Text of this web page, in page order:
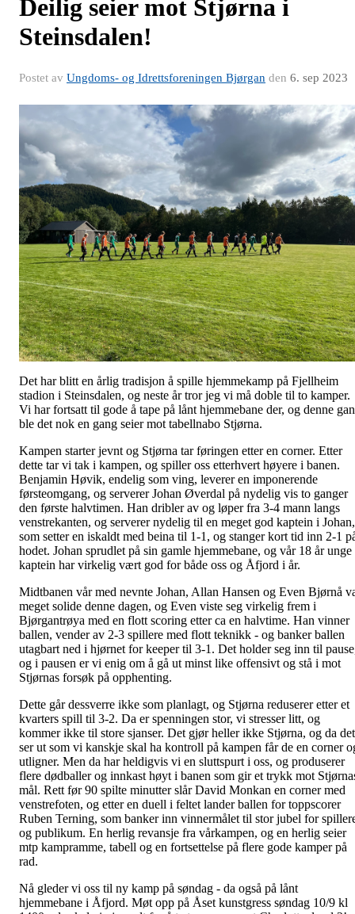
Deilig seier mot Stjørna i
Steinsdalen!
Postet av Ungdoms- og Idrettsforeningen Bjørgan den 6. sep 2023
Det har blitt en årlig tradisjon å spille hjemmekamp på Fjellheim
stadion i Steinsdalen, og neste år tror jeg vi må doble til to kamper.
Vi har fortsatt til gode å tape på lånt hjemmebane der, og denne
ble det nok en gang seier mot tabellnabo Stjørna.
Kampen starter jevnt og Stjørna tar føringen etter en corner. Etter
dette tar vi tak i kampen, og spiller oss etterhvert høyere i banen.
Benjamin Høvik, endelig som ving, leverer en imponerende
førsteomgang, og serverer Johan Øverdal på nydelig vis to ganger
den første halvtimen. Han dribler av og løper fra 3-4 mann langs
venstrekanten, og serverer nydelig til en meget god kaptein i Johan,
som setter en iskaldt med beina til 1-1, og stanger kort tid inn 2-1
hodet. Johan sprudlet på sin gamle hjemmebane, og vår 18 år unge
kaptein har virkelig vært god for både oss og Åfjord i år.
Midtbanen vår med nevnte Johan, Allan Hansen og Even Bjørnå
meget solide denne dagen, og Even viste seg virkelig frem i
Bjørgantrøya med en flott scoring etter ca en halvtime. Han vinner
ballen, vender av 2-3 spillere med flott teknikk - og banker ballen
utagbart ned i hjørnet for keeper til 3-1. Det holder seg inn til
og i pausen er vi enig om å gå ut minst like offensivt og stå i mot
Stjørnas forsøk på opphenting.
Dette går dessverre ikke som planlagt, og Stjørna reduserer etter et
kvarters spill til 3-2. Da er spenningen stor, vi stresser litt, og
kommer ikke til store sjanser. Det gjør heller ikke Stjørna, og da det
ser ut som vi kanskje skal ha kontroll på kampen får de en corner
utligner. Men da har heldigvis vi en sluttspurt i oss, og produserer
flere dødballer og innkast høyt i banen som gir et trykk mot
mål. Rett før 90 spilte minutter slår David Monkan en corner med
venstrefoten, og etter en duell i feltet lander ballen for toppscorer
Ruben Terning, som banker inn vinnermålet til stor jubel for
og publikum. En herlig revansje fra vårkampen, og en herlig seier
mtp kampramme, tabell og en fortsettelse på flere gode kamper på
rad.
Nå gleder vi oss til ny kamp på søndag - da også på lånt
hjemmebane i Åfjord. Møt opp på Åset kunstgress søndag 10/9 kl